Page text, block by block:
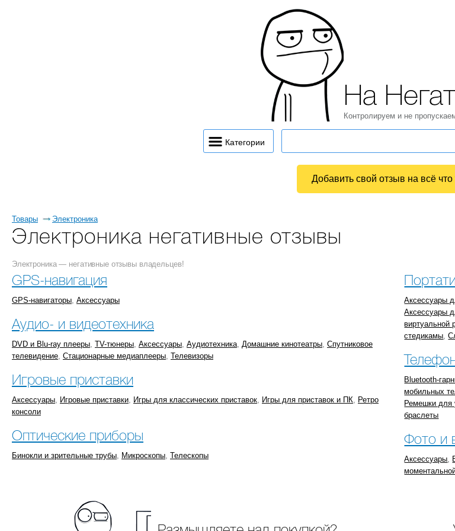
Товары Электроника
Электроника негативные отзывы
Электроника — негативные отзывы владельцев!
GPS-навигация
GPS-навигаторы, Аксессуары
Аудио- и видеотехника
DVD и Blu-ray плееры, TV-тюнеры, Аксессуары, Аудиотехника, Домашние кинотеатры, Спутниковое
телевидение, Стационарные медиаплееры, Телевизоры
Игровые приставки
Аксессуары, Игровые приставки, Игры для классических приставок, Игры для приставок и ПК, Ретро
консоли
Оптические приборы
Бинокли и зрительные трубы, Микроскопы, Телескопы
Аксессуары
Аксессуары
виртуальной
стедикамы,
Bluetooth-
мобильных
Ремешки для
браслеты
Фото и
Аксессуары,
На
Контролируем и не
Категории
Добавить свой отзыв на всё что